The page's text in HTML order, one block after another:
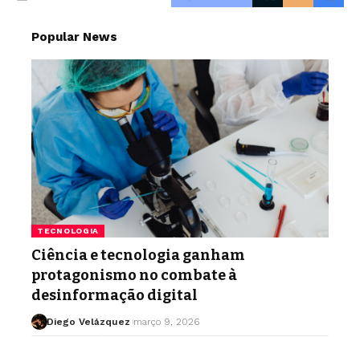
Popular News
TECNOLOGIA
Ciência e tecnologia ganham
protagonismo no combate à
desinformação digital
Diego Velázquez março 9, 2026